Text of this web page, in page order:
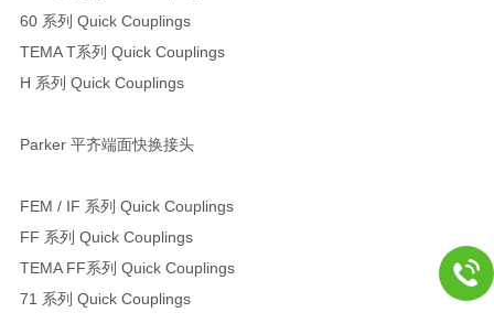
60 系列 Quick Couplings
TEMA T系列 Quick Couplings
H 系列 Quick Couplings
Parker 平齐端面快换接头
FEM / IF 系列 Quick Couplings
FF 系列 Quick Couplings
TEMA FF系列 Quick Couplings
71 系列 Quick Couplings